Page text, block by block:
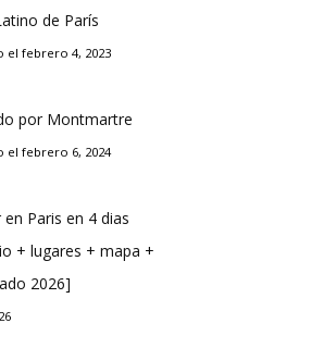
de Parí­s
el febrero 4, 2023
por Montmartre
el febrero 6, 2024
en Pari­s en 4 di­as
+ lugares + mapa +
2026]